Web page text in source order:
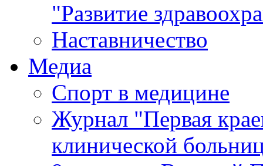
"Развитие
Наставничество
Медиа
Спорт в медицине
Журнал "Первая
клинической